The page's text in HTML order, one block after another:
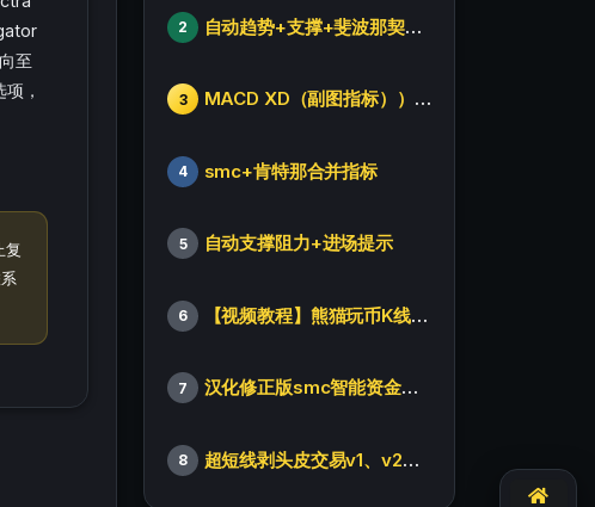
至
，
复
2 自动趋势+支撑+斐波那契+箱体
3 MACD XD（副图指标））修改版
4 smc+肯特那合并指标
5 自动支撑阻力+进场提示
6 【视频教程】熊猫玩币K线后的秘密（全集）
7 汉化修正版smc智能资金订单指标
8 超短线剥头皮交易v1、v2版本